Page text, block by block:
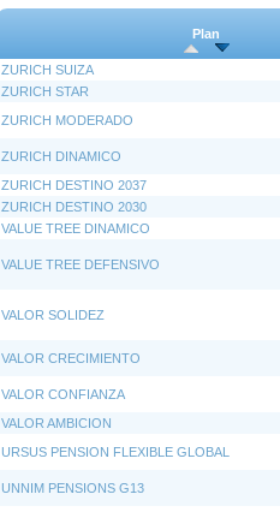
Plan
ZURICH SUIZA
ZURICH STAR
ZURICH MODERADO
ZURICH DINAMICO
ZURICH DESTINO 2037
ZURICH DESTINO 2030
VALUE TREE DINAMICO
VALUE TREE DEFENSIVO
VALOR SOLIDEZ
VALOR CRECIMIENTO
VALOR CONFIANZA
VALOR AMBICION
URSUS PENSION FLEXIBLE GLOBAL
UNNIM PENSIONS G13